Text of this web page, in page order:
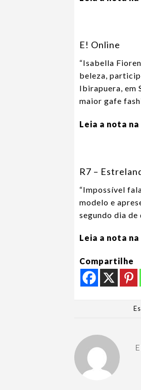
E! Online
“Isabella
beleza,
Ibirapuera, em
maior gafe
Leia a nota
R7 –
“Impossível
modelo e
segundo dia
Leia a nota
Compartilhe